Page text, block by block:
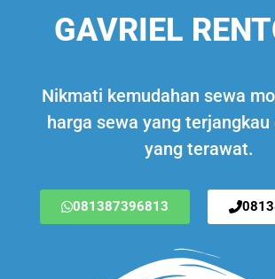
GAVRIEL
Nikmati kemudahan sewa
harga sewa yang terjangkau
yang terawat.
081387396813